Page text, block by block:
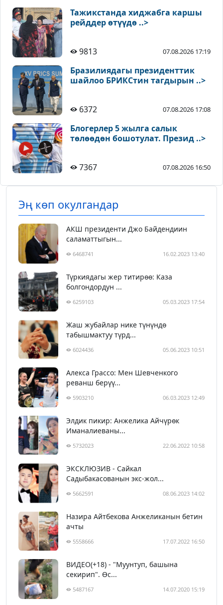
Тажикстанда хиджабга каршы
рейддер өтүүдө ..>
9813 07.08.2026 17:19
Бразилиядагы президенттик
шайлоо БРИКСтин тагдырын ..>
6372 07.08.2026 17:08
Блогерлер 5 жылга салык
төлөөдөн бошотулат. Презид ..>
7367 07.08.2026 16:50
Эң көп окулгандар
АКШ президенти Джо Байдендиин
саламаттыгын...
6468741 16.02.2023 13:40
Түркиядагы жер титирөө: Каза
болгондордун ...
6259103 05.03.2023 17:54
Жаш жубайлар нике түнүндө
табышмактуу түрд...
6024436 05.06.2023 10:51
Алекса Грассо: Мен Шевченкого
реванш берүү...
5903210 06.03.2023 12:49
Элдик пикир: Анжелика Айчүрөк
Иманалиеваны...
5732023 22.06.2022 10:58
ЭКСКЛЮЗИВ - Сайкал
Садыбакасованын экс-жол...
5662591 08.06.2023 14:02
Назира Айтбекова Анжеликанын бетин
ачты
5558666 17.07.2022 16:50
ВИДЕО(+18) - "Муунтуп, башына
секирип". Өс...
5487167 14.07.2020 15:19